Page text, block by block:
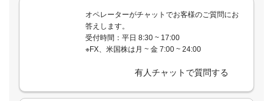
オペレーターがチャットでお客様のご質問にお
答えします。
受付時間：平日 8:30 ~ 17:00
※FX、米国株は月 ~ 金 7:00 ~ 24:00
有人チャットで質問する